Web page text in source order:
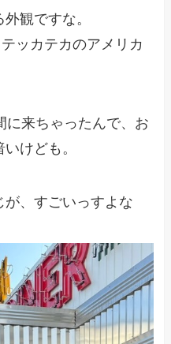
観ですな。
ッカテカのアメリカ
に来ちゃったんで、お
けども。
が、すごいっすよな